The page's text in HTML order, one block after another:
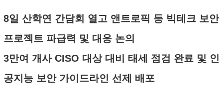
8일 산학연 간담회 열고 앤트로픽 등 빅테크 보안
프로젝트 파급력 및 대응 논의
3만여 개사 CISO 대상 대비 태세 점검 완료 및 인
공지능 보안 가이드라인 선제 배포